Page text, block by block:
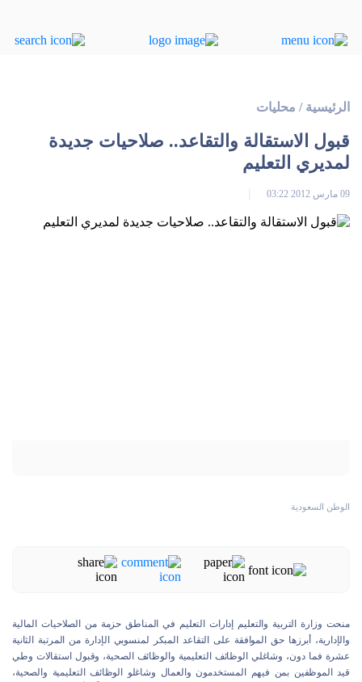
الرئيسية / محليات
قبول الاستقالة والتقاعد.. صلاحيات جديدة
لمديري التعليم
09 مارس 2012 03:22
الوطن السعودية
منحت وزارة التربية والتعليم إدارات التعليم في المناطق حزمة من الصلاحيات المالية
والإدارية، أبرزها حق الموافقة على التقاعد المبكر لمنسوبي الإدارة من المرتبة الثانية
عشرة فما دون، وشاغلي الوظائف التعليمية والوظائف الصحية، وقبول استقالات وطي
قيد الموظفين بمن فيهم المستخدمون والعمال وشاغلو الوظائف التعليمية والصحية،